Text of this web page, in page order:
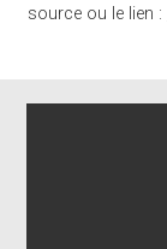
source ou le lien :